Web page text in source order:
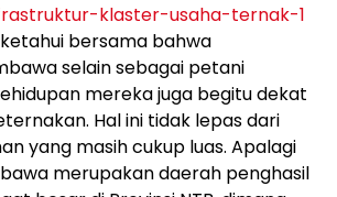
bersama bahwa
selain sebagai petani
mereka juga begitu dekat
Hal ini tidak lepas dari
yang masih cukup luas. Apalagi
merupakan daerah penghasil